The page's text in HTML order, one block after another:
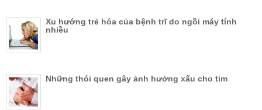
Xu hướng trẻ hóa của bệnh trĩ do ngồi máy tính
nhiều
Những thói quen gây ảnh hưởng xấu cho tim